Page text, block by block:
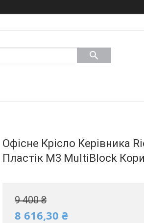
Офісне Крісло Керівника
Пластік М3 MultiBlock
9 400 ₴
8 616,30 ₴